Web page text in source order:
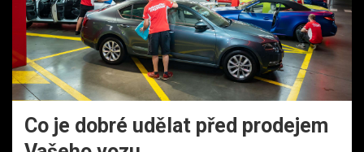
Co je dobré udělat před prodejem